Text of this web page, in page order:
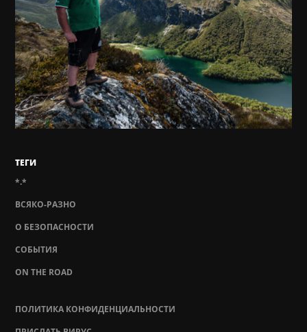
ТЕГИ
*.*
ВСЯКО-РАЗНО
О БЕЗОПАСНОСТИ
СОБЫТИЯ
ON THE ROAD
ПОЛИТИКА КОНФИДЕНЦИАЛЬНОСТИ